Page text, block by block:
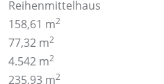
Reihenmittelhaus
158,61 m2
77,32 m2
4.542 m2
235,93 m2